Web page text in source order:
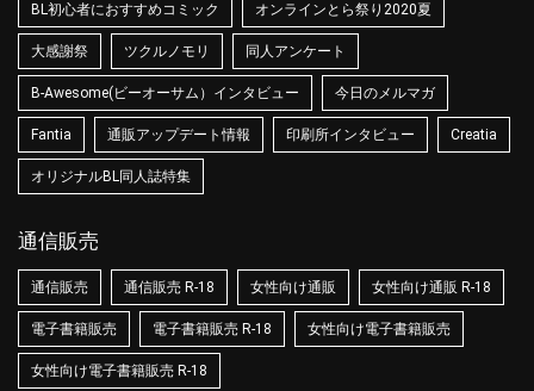
BL初心者におすすめコミック オンラインとら祭り2020夏
大感謝祭 ツクルノモリ 同人アンケート
B-Awesome(ビーオーサム）インタビュー 今日のメルマガ
Fantia 通販アップデート情報 印刷所インタビュー Creatia
オリジナルBL同人誌特集
通信販売
通信販売 通信販売 R-18 女性向け通販 女性向け通販 R-18
電子書籍販売 電子書籍販売 R-18 女性向け電子書籍販売
女性向け電子書籍販売 R-18